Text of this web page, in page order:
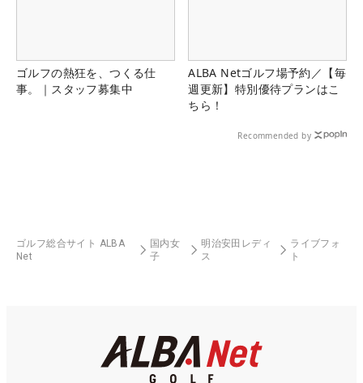
ゴルフの熱狂を、つくる仕
事。｜スタッフ募集中
ALBA Netゴルフ場予約／【毎
週更新】特別優待プランはこ
ちら！
Recommended by
ゴルフ総合サイト ALBA
Net
国内女
子
明治安田レディ
ス
ライブフォ
ト